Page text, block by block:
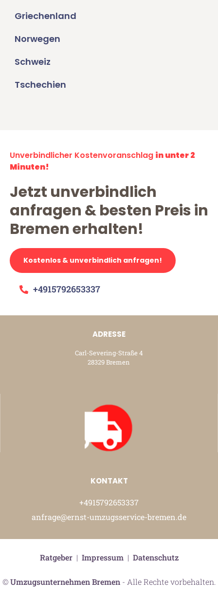
Griechenland
Norwegen
Schweiz
Tschechien
Unverbindlicher Kostenvoranschlag in unter 2
Minuten!
Jetzt unverbindlich
anfragen & besten Preis in
Bremen erhalten!
Kostenlos & unverbindlich anfragen!
+4915792653337
ADRESSE
Carl-Severing-Straße 4
28329 Bremen
KONTAKT
+4915792653337
anfrage@ernst-umzugsservice-bremen.de
©Umzugsunternehmen Bremen- Alle Rechte vorbehalten.
Ratgeber| Impressum| Datenschutz